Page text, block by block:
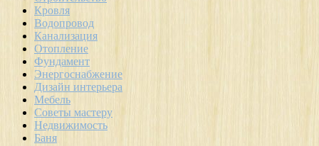
Кровля
Водопровод
Канализация
Отопление
Фундамент
Энергоснабжение
Дизайн интерьера
Мебель
Советы мастеру
Недвижимость
Баня